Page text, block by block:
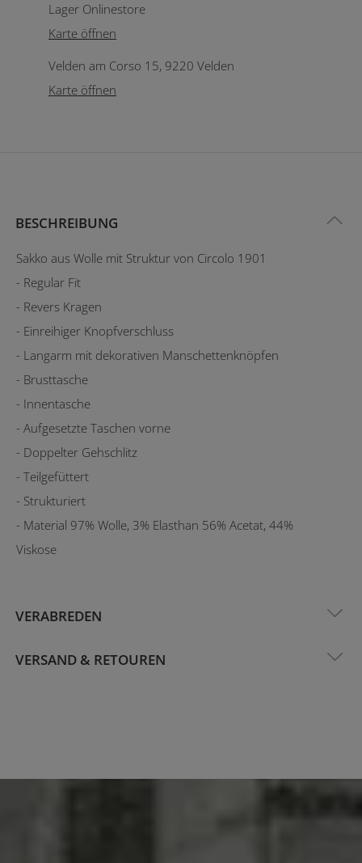
Lager Onlinestore
Karte öffnen
Velden am Corso 15, 9220 Velden
Karte öffnen
BESCHREIBUNG
Sakko aus Wolle mit Struktur von Circolo 1901
- Regular Fit
- Revers Kragen
- Einreihiger Knopfverschluss
- Langarm mit dekorativen Manschettenknöpfen
- Brusttasche
- Innentasche
- Aufgesetzte Taschen vorne
- Doppelter Gehschlitz
- Teilgefüttert
- Strukturiert
- Material 97% Wolle, 3% Elasthan 56% Acetat, 44%
Viskose
VERABREDEN
VERSAND & RETOUREN